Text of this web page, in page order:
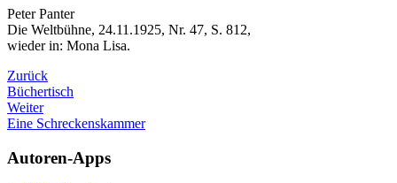
Peter Panter
Die Weltbühne, 24.11.1925, Nr. 47, S. 812,
wieder in: Mona Lisa.
Zurück
Büchertisch
Weiter
Eine Schreckenskammer
Autoren-Apps